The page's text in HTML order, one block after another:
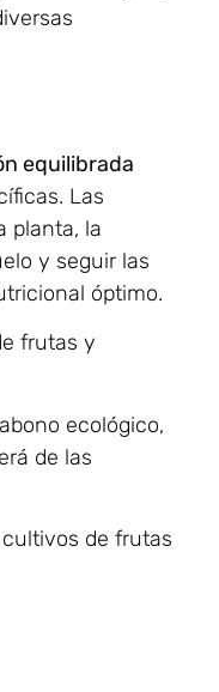
equilibrada
Las
planta, la
y seguir las
óptimo.
frutas y
ecológico,
de las
de frutas